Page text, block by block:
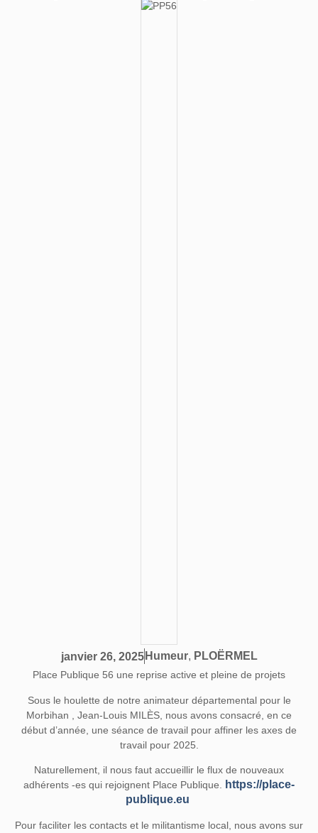
janvier 26, 2025 Humeur, PLOËRMEL
Place Publique 56 une reprise active et pleine de projets
Sous le houlette de notre animateur départemental pour le
Morbihan , Jean-Louis MILÈS, nous avons consacré, en ce
début d’année, une séance de travail pour affiner les axes de
travail pour 2025.
Naturellement, il nous faut accueillir le flux de nouveaux
adhérents -es qui rejoignent Place Publique.
https://place-
publique.eu
Pour faciliter les contacts et le militantisme local, nous avons sur